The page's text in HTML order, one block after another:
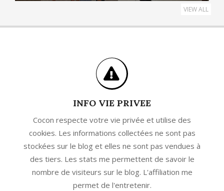
VIEW ALL
INFO VIE PRIVEE
Cocon respecte votre vie privée et utilise des
cookies. Les informations collectées ne sont pas
stockées sur le blog et elles ne sont pas vendues à
des tiers. Les stats me permettent de savoir le
nombre de visiteurs sur le blog. L'affiliation me
permet de l'entretenir.